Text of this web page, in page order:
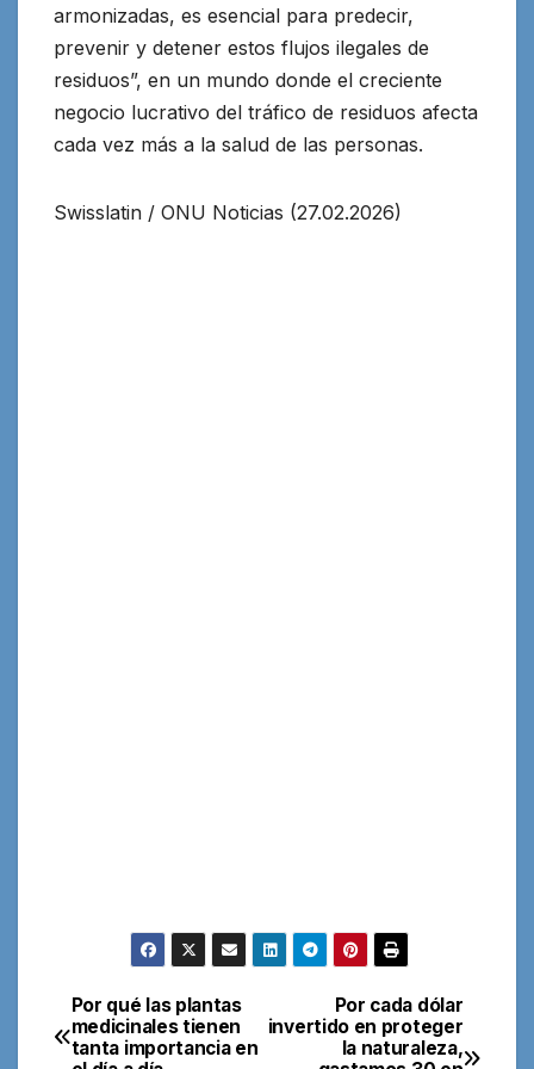
armonizadas, es esencial para predecir,
prevenir y detener estos flujos ilegales de
residuos”, en un mundo donde el creciente
negocio lucrativo del tráfico de residuos afecta
cada vez más a la salud de las personas.
Swisslatin / ONU Noticias (27.02.2026)
Navegación
Por cada dólar
invertido en proteger
la naturaleza,
Por qué las plantas
medicinales tienen
tanta importancia en